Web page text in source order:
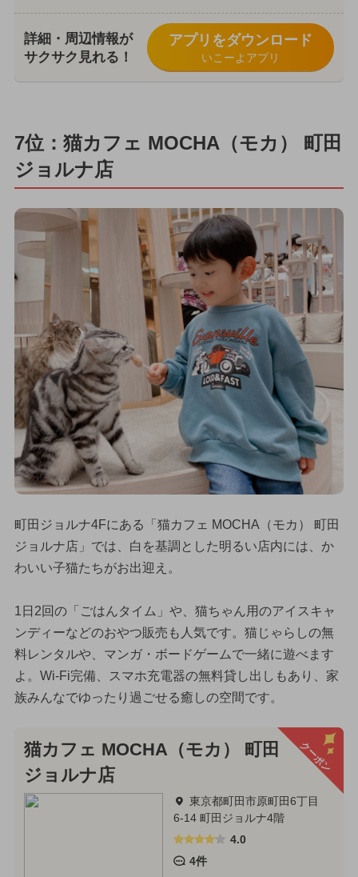
詳細・周辺情報が
サクサク見れる！
アプリをダウンロード
いこーよアプリ
7位：猫カフェ MOCHA（モカ） 町田
ジョルナ店
町田ジョルナ4Fにある「猫カフェ MOCHA（モカ） 町田
ジョルナ店」では、白を基調とした明るい店内には、か
わいい子猫たちがお出迎え。
1日2回の「ごはんタイム」や、猫ちゃん用のアイスキャ
ンディーなどのおやつ販売も人気です。猫じゃらしの無
料レンタルや、マンガ・ボードゲームで一緒に遊べます
よ。Wi-Fi完備、スマホ充電器の無料貸し出しもあり、家
族みんなでゆったり過ごせる癒しの空間です。
クーポン
猫カフェ MOCHA（モカ） 町田
ジョルナ店
東京都町田市原町田6丁目
6-14 町田ジョルナ4階
4.0
4件